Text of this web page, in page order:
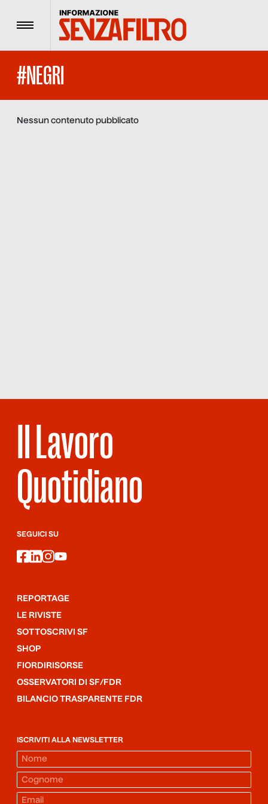
Menu
#NEGRI
Nessun contenuto pubblicato
Il Lavoro
Quotidiano
SEGUICI SU
facebook
linkedin
instagram
youtube
REPORTAGE
LE RIVISTE
SOTTOSCRIVI SF
SHOP
FIORDIRISORSE
OSSERVATORI DI SF/FDR
BILANCIO TRASPARENTE FDR
ISCRIVITI ALLA NEWSLETTER